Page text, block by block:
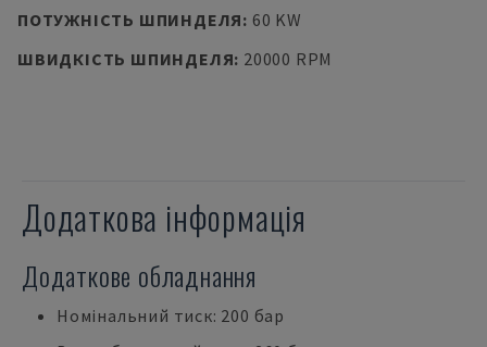
ПОТУЖНІСТЬ ШПИНДЕЛЯ: 60 KW
ШВИДКІСТЬ ШПИНДЕЛЯ: 20000 RPM
Додаткова інформація
Додаткове обладнання
Номінальний тиск: 200 бар